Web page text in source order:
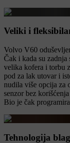
Veliki i
Volvo V60
Čak i kada su zadnja
velika kofera i torbu
pod za lak utovar i
nudila više opcija za
senzor bez
Bio je čak
Tehnologija